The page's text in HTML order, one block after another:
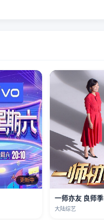
更新中
一师亦友 良师季
大陆综艺